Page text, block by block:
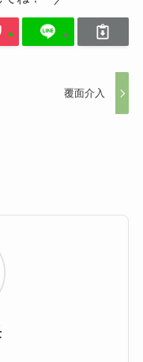
覆面介入